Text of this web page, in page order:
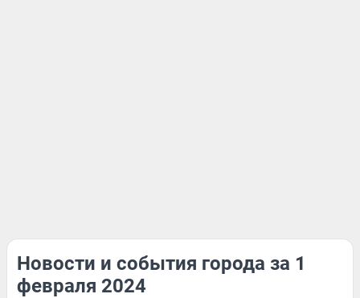
Новости и события города за 1
февраля 2024